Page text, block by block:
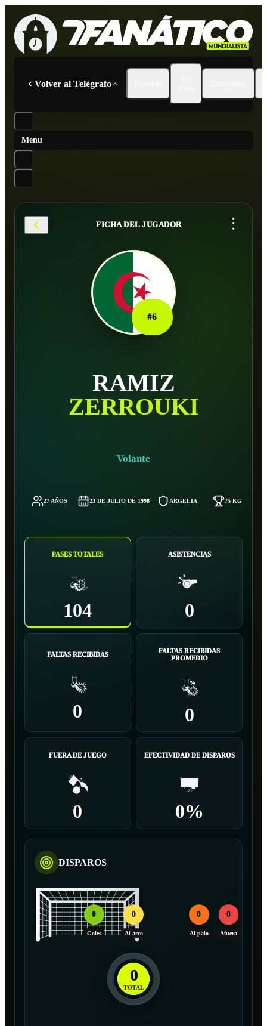
Volver al Telégrafo
Menu
FICHA DEL JUGADOR ...
#6
RAMIZ
ZERROUKI
Volante
27 AÑOS 23 DE JULIO DE 1998 ARGELIA 75 KG
PASES TOTALES
104
ASISTENCIAS
0
FALTAS RECIBIDAS
0
FALTAS RECIBIDAS
PROMEDIO
0
FUERA DE JUEGO
0
EFECTIVIDAD DE DISPAROS
0%
DISPAROS
0
Goles
0
Al arco
0
Al palo
0
Afuera
0
TOTAL